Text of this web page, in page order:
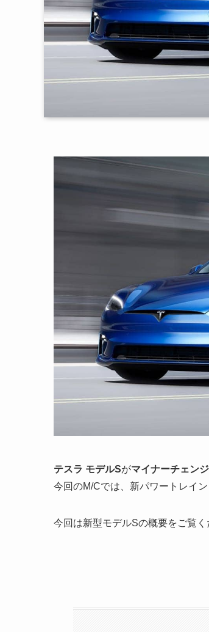
テスラ モデルSがマイナーチェンジ
今回のM/Cでは、新パワートレイン
今回は新型モデルSの概要をご覧く